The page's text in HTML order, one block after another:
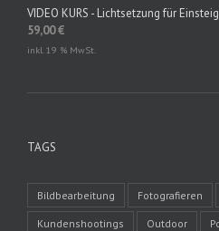
VIDEO KURS - Lichtsetzung für
59,00€
inkl. 19 % MwSt.
TAGS
Bildbearbeitung Fotografieren
Kundenshootings Outdoor